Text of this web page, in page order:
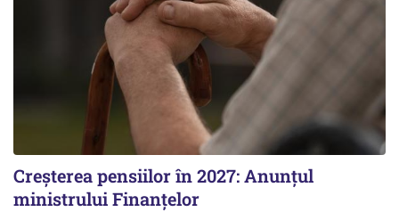
Creșterea pensiilor în 2027: Anunțul
ministrului Finanțelor